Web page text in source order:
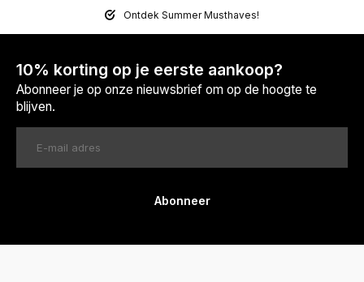
Ontdek Summer Musthaves!
10% korting op je eerste aankoop?
Abonneer je op onze nieuwsbrief om op de hoogte te
blijven.
Abonneer